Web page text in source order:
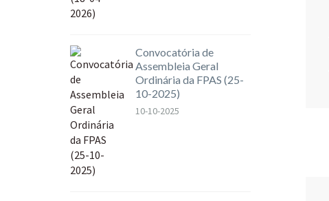
Convocatória de
Assembleia Geral
Ordinária da FPAS (25-
10-2025)
10-10-2025